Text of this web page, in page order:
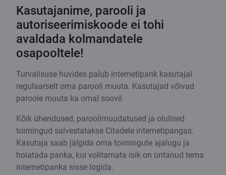
Kasutajanime, parooli ja
autoriseerimiskoode ei tohi
avaldada kolmandatele
osapooltele!
Turvalisuse huvides palub internetipank kasutajal
regulaarselt oma parooli muuta. Kasutajad võivad
paroole muuta ka omal soovil.
Kõik ühendused, paroolimuudatused ja olulised
toimingud salvestatakse Citadele internetipangas.
Kasutaja saab jälgida oma toimingute ajalugu ja
hoiatada panka, kui volitamata isik on üritanud tema
internetipanka sisse logida.